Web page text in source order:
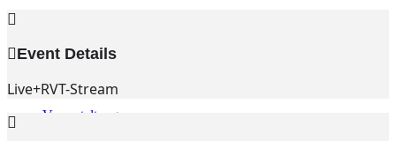
Veranstaltungen
Event Details
Live+RVT-Stream